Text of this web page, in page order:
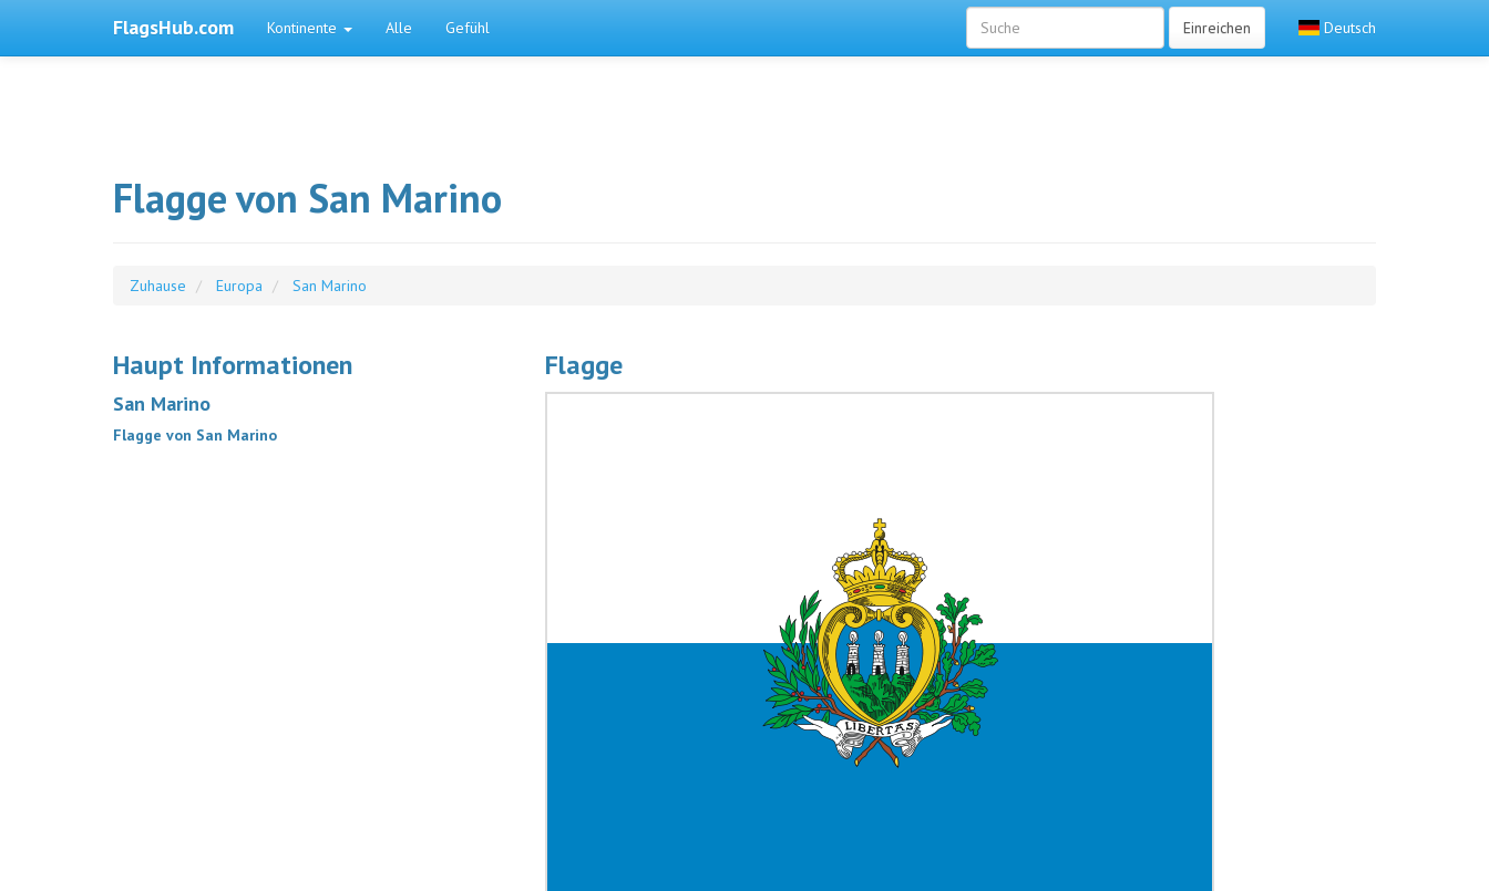
FlagsHub.com Kontinente Alle Gefühl Deutsch
Einreichen
Flagge von San Marino
Zuhause Europa San Marino
Haupt Informationen
San Marino
Flagge von San Marino
Flagge